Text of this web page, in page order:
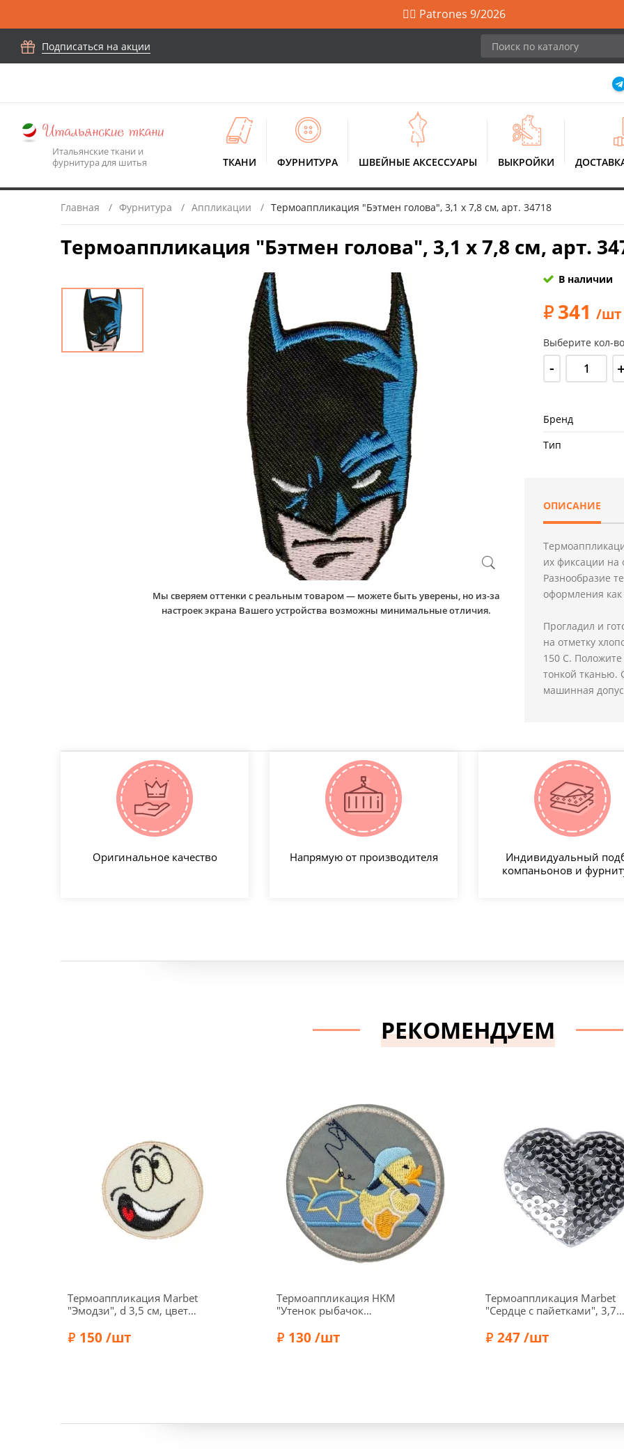
🙋‍♀️ Patrones 9/2026
Подписаться на акции
Итальянские ткани и
фурнитура для шитья
ТКАНИ ФУРНИТУРА ШВЕЙНЫЕ АКСЕССУАРЫ ВЫКРОЙКИ
Главная Фурнитура Аппликации Термоаппликация "Бэтмен голова", 3,1 x 7,8 см, арт. 34718
Термоаппликация "Бэтмен голова", 3,1 x 7,8 см, арт.
Мы сверяем оттенки с реальным товаром — можете быть уверены, но из-за
настроек экрана Вашего устройства возможны минимальные отличия.
В наличии
341 /шт
Выберите кол-
- +
Бренд
Тип
ОПИСАНИЕ
их фиксации на
Разнообразие
оформления
Прогладил и
на отметку
150 С.
тонкой тканью.
машинная
Оригинальное качество Напрямую от производителя
Индивидуальный
компаньонов и
РЕКОМЕНДУЕМ
Термоаппликация Marbet
"Эмодзи", d 3,5 см, цвет
150 /шт
Бренд: Marbet
Термоаппликация HKM
"Утенок рыбачок
см, цвет серый, 47R8
130 /шт
Термоаппликация Marbet
"Сердце с пайетками", 3,7 x
569954.B
247 /шт